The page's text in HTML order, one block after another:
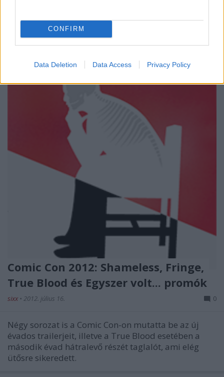
CONFIRM
Data Deletion Data Access Privacy Policy
összetörte a kocsiját meg saját magát is egy kicsit.
Mark Strong 2006-ban eljátszotta a…
Comic Con 2012: Shameless, Fringe,
True Blood és Egyszer volt... promók
sixx • 2012. július 16. 0
Négy sorozat is a Comic Con-on mutatta be az új
évados trailerjeit, illetve a True Blood esetében a
második évad hátralevő részét taglalót, ami elég
ütősre sikeredett.